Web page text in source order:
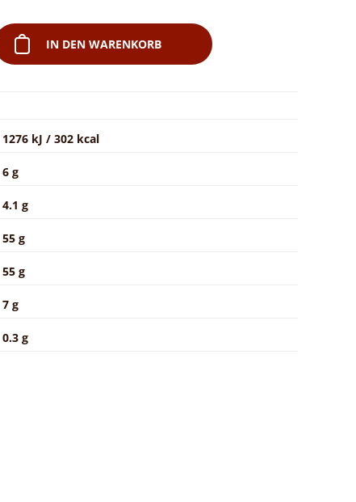
IN DEN WARENKORB
1276 kJ / 302 kcal
6 g
4.1 g
55 g
55 g
7 g
0.3 g